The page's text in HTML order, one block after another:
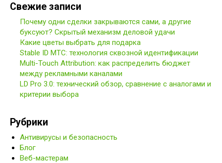
Свежие записи
Почему одни сделки закрываются сами, а другие
буксуют? Скрытый механизм деловой удачи
Какие цветы выбрать для подарка
Stable ID МТС: технология сквозной идентификации
Multi-Touch Attribution: как распределить бюджет
между рекламными каналами
LD Pro 3.0: технический обзор, сравнение с аналогами и
критерии выбора
Рубрики
Антивирусы и безопасность
Блог
Веб-мастерам